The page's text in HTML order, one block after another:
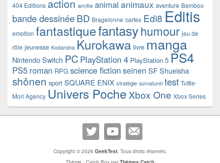
404 Editions action amitie animal animaux aventure Bamboo
bande dessinéeBD Bragelonne cartes Edi8 Editis
emotion fantastiquefantasyhumour jeu de
rôle jeunesse Kodansha Kurokawa livre manga
Nintendo Switch PC PlayStation 4 PlayStation 5 PS4
PS5 roman RPG science fictionseinen SF Shueisha
shônen sport SQUARE ENIX stratégie surnaturel test Tuttle-
Mori Agency Univers Poche Xbox One Xbox Series
Copyright © 2026 GeekTest. Tous droits réservés.